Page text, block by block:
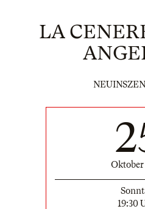
LA
Oktober
19:30